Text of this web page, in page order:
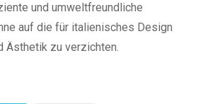
und umweltfreundliche
auf die für italienisches Design
Ästhetik zu verzichten.